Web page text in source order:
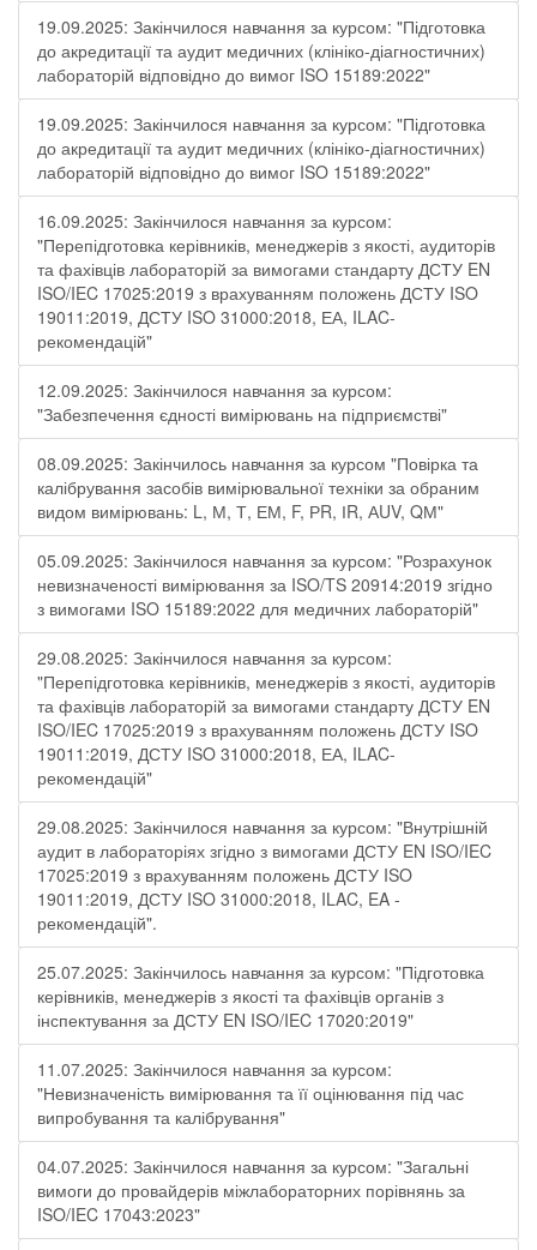
19.09.2025: Закінчилося навчання за курсом: "Підготовка
до акредитації та аудит медичних (клініко-діагностичних)
лабораторій відповідно до вимог ISO 15189:2022"
19.09.2025: Закінчилося навчання за курсом: "Підготовка
до акредитації та аудит медичних (клініко-діагностичних)
лабораторій відповідно до вимог ISO 15189:2022"
16.09.2025: Закінчилося навчання за курсом:
"Перепідготовка керівників, менеджерів з якості, аудиторів
та фахівців лабораторій за вимогами стандарту ДСТУ EN
ISO/IEC 17025:2019 з врахуванням положень ДСТУ ISO
19011:2019, ДСТУ ISO 31000:2018, ЕА, ILAC-
рекомендацій"
12.09.2025: Закінчилося навчання за курсом:
"Забезпечення єдності вимірювань на підприємстві"
08.09.2025: Закінчилось навчання за курсом "Повірка та
калібрування засобів вимірювальної техніки за обраним
видом вимірювань: L, М, Т, ЕМ, F, РR, ІR, АUV, QМ"
05.09.2025: Закінчилося навчання за курсом: "Розрахунок
невизначеності вимірювання за ISO/TS 20914:2019 згідно
з вимогами ISO 15189:2022 для медичних лабораторій"
29.08.2025: Закінчилося навчання за курсом:
"Перепідготовка керівників, менеджерів з якості, аудиторів
та фахівців лабораторій за вимогами стандарту ДСТУ EN
ISO/IEC 17025:2019 з врахуванням положень ДСТУ ISO
19011:2019, ДСТУ ISO 31000:2018, ЕА, ILAC-
рекомендацій"
29.08.2025: Закінчилося навчання за курсом: "Внутрішній
аудит в лабораторіях згідно з вимогами ДСТУ EN ISO/IEC
17025:2019 з врахуванням положень ДСТУ ISO
19011:2019, ДСТУ ISO 31000:2018, ILAC, EA -
рекомендацій".
25.07.2025: Закінчилось навчання за курсом: "Підготовка
керівників, менеджерів з якості та фахівців органів з
інспектування за ДСТУ EN ISO/IEC 17020:2019"
11.07.2025: Закінчилося навчання за курсом:
"Невизначеність вимірювання та її оцінювання під час
випробування та калібрування"
04.07.2025: Закінчилося навчання за курсом: "Загальні
вимоги до провайдерів міжлабораторних порівнянь за
ISO/IEC 17043:2023"